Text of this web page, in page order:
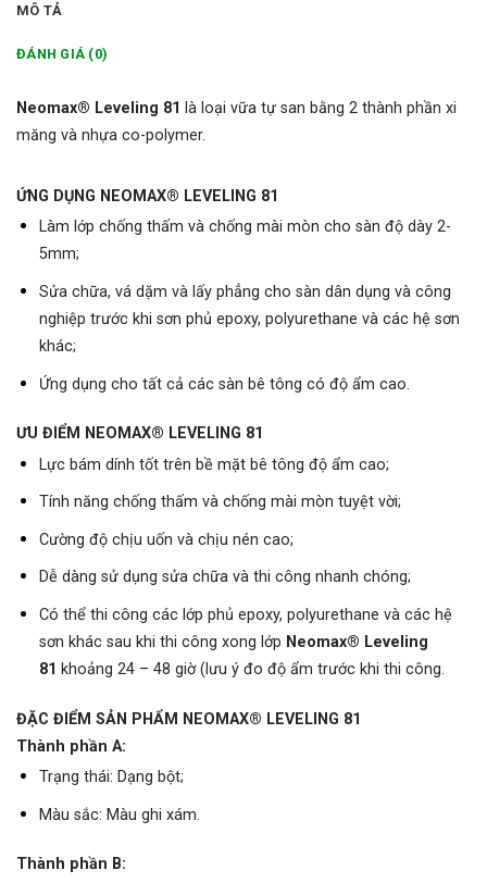
MÔ TẢ
ĐÁNH GIÁ (0)
Neomax® Leveling 81 là loại vữa tự san bằng 2 thành phần xi
măng và nhựa co-polymer.
ỨNG DỤNG NEOMAX® LEVELING 81
Làm lớp chống thấm và chống mài mòn cho sàn độ dày 2-
5mm;
Sửa chữa, vá dặm và lấy phẳng cho sàn dân dụng và công
nghiệp trước khi sơn phủ epoxy, polyurethane và các hệ sơn
khác;
Ứng dụng cho tất cả các sàn bê tông có độ ẩm cao.
ƯU ĐIỂM NEOMAX® LEVELING 81
Lực bám dính tốt trên bề mặt bê tông độ ẩm cao;
Tính năng chống thấm và chống mài mòn tuyệt vời;
Cường độ chịu uốn và chịu nén cao;
Dễ dàng sử dụng sửa chữa và thi công nhanh chóng;
Có thể thi công các lớp phủ epoxy, polyurethane và các hệ
sơn khác sau khi thi công xong lớp Neomax® Leveling
81 khoảng 24 – 48 giờ (lưu ý đo độ ẩm trước khi thi công.
ĐẶC ĐIỂM SẢN PHẨM NEOMAX® LEVELING 81
Thành phần A:
Trạng thái: Dạng bột;
Màu sắc: Màu ghi xám.
Thành phần B: